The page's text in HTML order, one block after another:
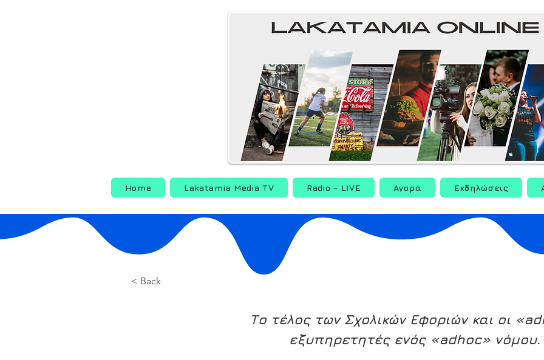
Home Lakatamia Media TV Radio - LIVE Αγορά Εκδηλώσεις
< Back
Το τέλος των Σχολικών Εφοριών και οι
εξυπηρετητές ενός «adhoc» νόμου.